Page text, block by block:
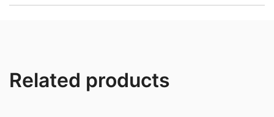
Related products